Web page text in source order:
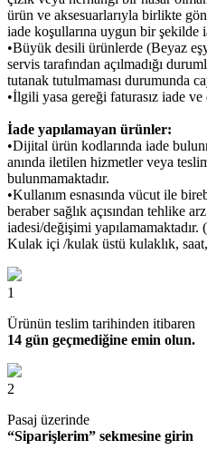
ürün ve aksesuarlarıyla birlikte
iade koşullarına uygun bir şekilde
•Büyük desili ürünlerde (Beyaz
servis tarafından açılmadığı
tutanak tutulmaması durumunda
•İlgili yasa gereği faturasız iade ve
İade yapılamayan ürünler:
•Dijital ürün kodlarında iade
anında iletilen hizmetler veya
bulunmamaktadır.
•Kullanım esnasında vücut ile
beraber sağlık açısından tehlike
iadesi/değişimi
Kulak içi /kulak üstü kulaklık,
1
Ürünün teslim tarihinden itibaren
14 gün geçmediğine emin olun.
2
Pasaj üzerinde
“Siparişlerim” sekmesine girin